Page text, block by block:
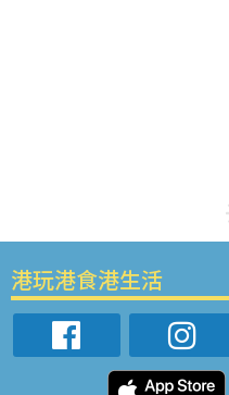
港玩港食港生活